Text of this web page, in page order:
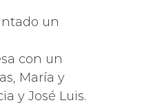
un
con un
María y
y José Luis.